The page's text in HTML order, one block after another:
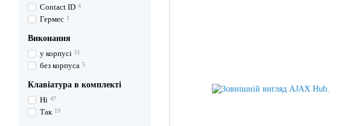
Contact ID 4
Гермес 1
Виконання
у корпусі 51
без корпуса 5
Клавіатура в комплекті
Ні 47
Так 19